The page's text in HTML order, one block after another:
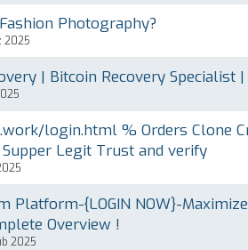
Photography?
2025
| Bitcoin Recovery Specialist
login.html % Orders Clone
Supper Legit Trust and verify
Platform-{LOGIN NOW}-
Overview !
2025